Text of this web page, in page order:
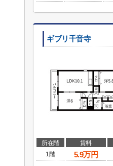
ギブリ千音寺
所在階 賃料
1階
5.9万円